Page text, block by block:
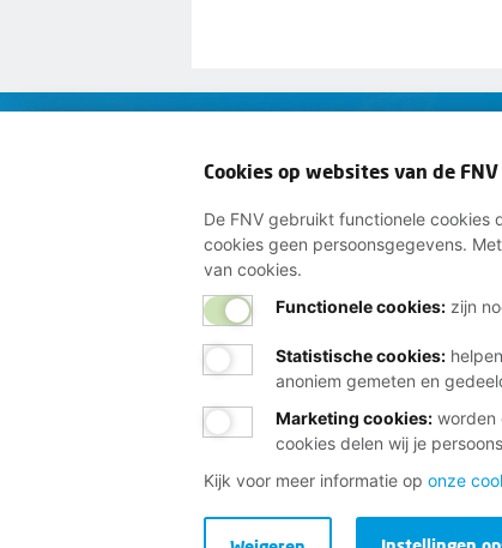
Bij al je vragen over
Neem contact op met de
Vragen over het
Vragen over werk en
Dienstverlening bij jou in
Meld je aan voor onze
Cookies op websites van de FNV
De FNV gebruikt functionele cookies
cookies geen persoonsgegevens.
van cookies.
Functionele cookies:zijn
Statistische cookies:
anoniem gemeten en
Marketing cookies: worden
cookies delen wij je
Kijk voor meer informatie op onze